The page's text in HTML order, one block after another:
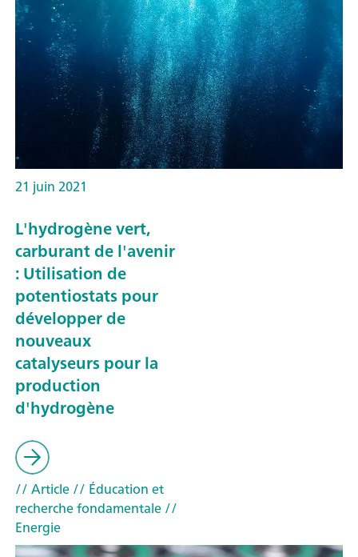
21 juin 2021
L'hydrogène vert,
carburant de l'avenir
: Utilisation de
potentiostats pour
développer de
nouveaux
catalyseurs pour la
production
d'hydrogène
// Article// Éducation et
recherche fondamentale//
Energie